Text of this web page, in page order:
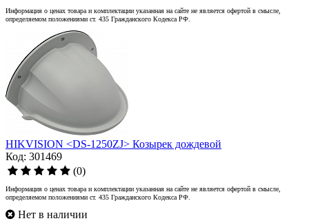
Информация о ценах товара и комплектации указанная на сайте не является офертой в смысле,
определяемом положениями ст. 435 Гражданского Кодекса РФ.
HIKVISION <DS-1250ZJ> Козырек дождевой
Код: 301469
(0)
Информация о ценах товара и комплектации указанная на сайте не является офертой в смысле,
определяемом положениями ст. 435 Гражданского Кодекса РФ.
Нет в наличии